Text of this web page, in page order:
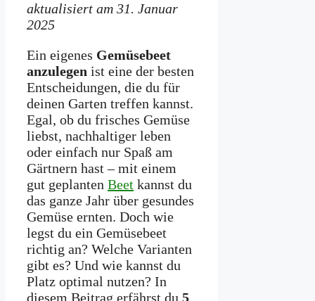
aktualisiert am 31. Januar
2025
Ein eigenes Gemüsebeet
anzulegen ist eine der besten
Entscheidungen, die du für
deinen Garten treffen kannst.
Egal, ob du frisches Gemüse
liebst, nachhaltiger leben
oder einfach nur Spaß am
Gärtnern hast – mit einem
gut geplanten Beet kannst du
das ganze Jahr über gesundes
Gemüse ernten. Doch wie
legst du ein Gemüsebeet
richtig an? Welche Varianten
gibt es? Und wie kannst du
Platz optimal nutzen? In
diesem Beitrag erfährst du 5